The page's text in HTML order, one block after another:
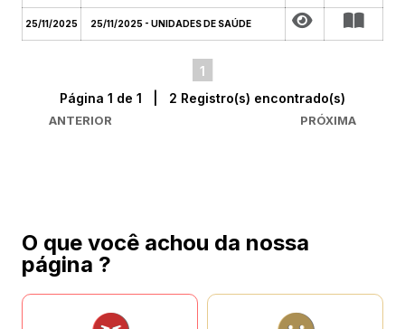
25/11/2025 25/11/2025 - UNIDADES DE SAÚDE
1
ANTERIOR
Página 1 de 1 | 2 Registro(s) encontrado(s)
PRÓXIMA
O que você achou da nossa
página ?